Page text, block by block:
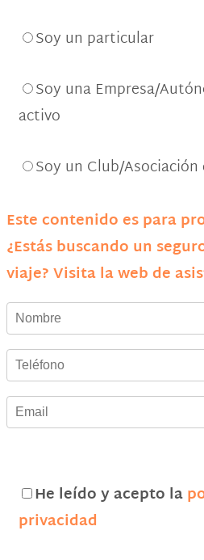
Soy un particular
Soy una Empresa/
activo
Soy un Club/
Este contenido es para
¿Estás buscando un
viaje? Visita la web de
He leído y acepto la
privacidad